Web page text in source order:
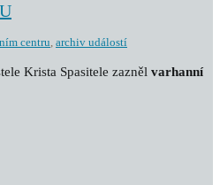
centru, archiv událostí
Krista Spasitele zazněl varhanní